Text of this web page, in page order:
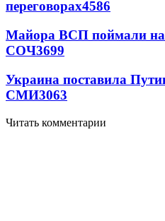
переговорах4586
Майора ВСП поймали
СОЧ3699
Украина поставила
СМИ3063
Читать комментарии